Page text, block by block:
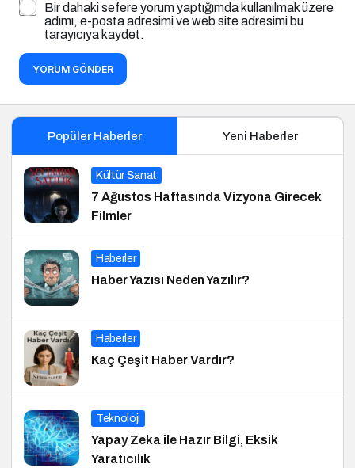
Bir dahaki sefere yorum yaptığımda kullanılmak üzere
adımı, e-posta adresimi ve web site adresimi bu
tarayıcıya kaydet.
YORUM GÖNDER
Popüler Haberler Yeni Haberler
Kültür Sanat
7 Ağustos Haftasında Vizyona Girecek
Filmler
Haberler
Haber Yazısı Neden Yazılır?
Haberler
Kaç Çeşit Haber Vardır?
Teknoloji
Yapay Zeka ile Hazır Bilgi, Eksik
Yaratıcılık